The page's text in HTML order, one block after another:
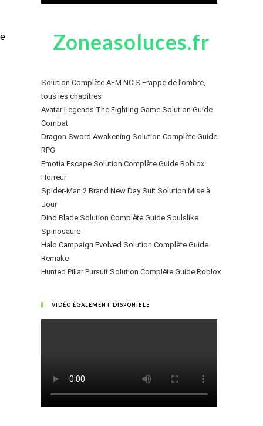
Zoneasoluces.fr
Solution Complète AEM NCIS Frappe de l’ombre,
tous les chapitres
Avatar Legends The Fighting Game Solution Guide
Combat
Dragon Sword Awakening Solution Complète Guide
RPG
Emotia Escape Solution Complète Guide Roblox
Horreur
Spider-Man 2 Brand New Day Suit Solution Mise à
Jour
Dino Blade Solution Complète Guide Soulslike
Spinosaure
Halo Campaign Evolved Solution Complète Guide
Remake
Hunted Pillar Pursuit Solution Complète Guide Roblox
VIDÉO ÉGALEMENT DISPONIBLE